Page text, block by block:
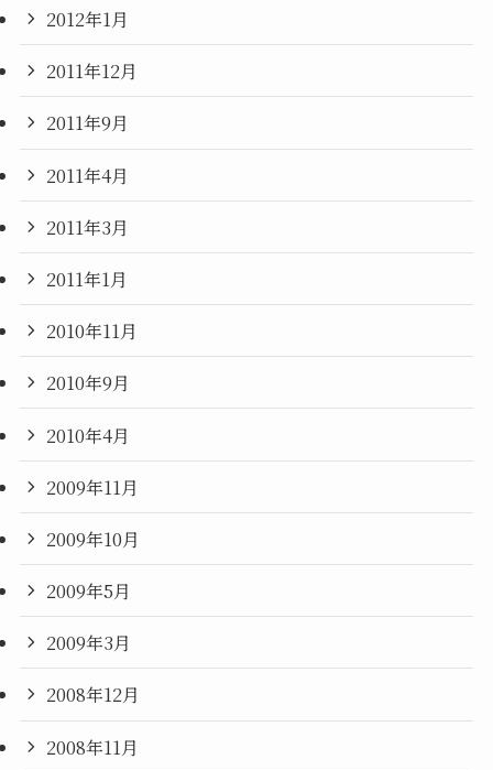
2012年1月
2011年12月
2011年9月
2011年4月
2011年3月
2011年1月
2010年11月
2010年9月
2010年4月
2009年11月
2009年10月
2009年5月
2009年3月
2008年12月
2008年11月